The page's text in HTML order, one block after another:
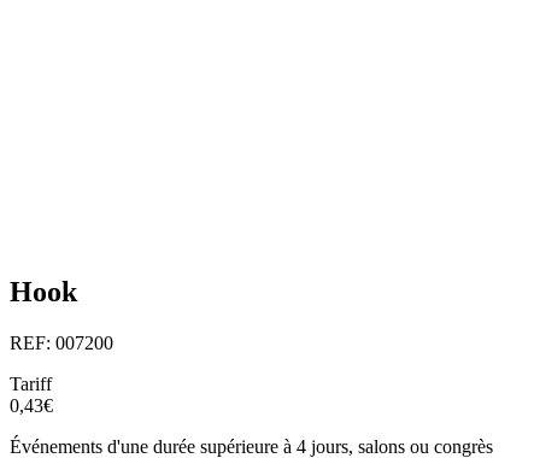
Hook
REF: 007200
Tariff
0,43€
Événements d'une durée supérieure à 4 jours, salons ou congrès